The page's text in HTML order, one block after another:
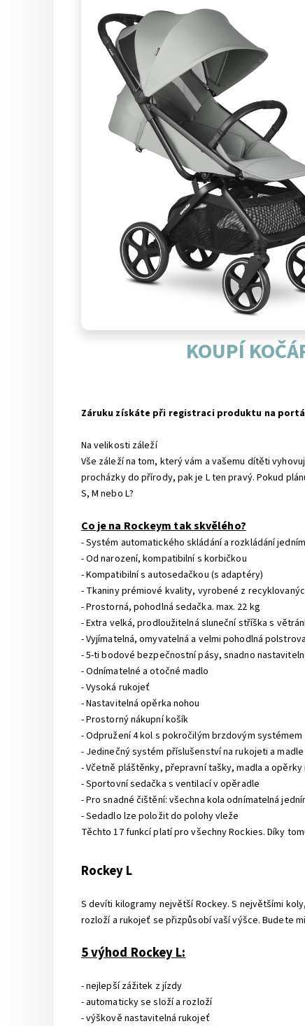
KOUPÍ
Záruku získáte při registraci produktu na
Na velikosti záleží
Vše záleží na tom, který vám a vašemu dítěti
procházky do přírody, pak je L ten pravý. Pokud
S, M nebo L?
Co je na Rockeym tak skvělého?
- Systém automatického skládání a rozkládání
- Od narození, kompatibilní s korbičkou
- Kompatibilní s autosedačkou (s adaptéry)
- Tkaniny prémiové kvality, vyrobené z
- Prostorná, pohodlná sedačka. max. 22 kg
- Extra velká, prodloužitelná sluneční stříška s
- Vyjímatelná, omyvatelná a velmi pohodlná
- 5-ti bodové bezpečnostní pásy, snadno
- Odnímatelné a otočné madlo
- Vysoká rukojeť
- Nastavitelná opěrka nohou
- Prostorný nákupní košík
- Odpružení 4 kol s pokročilým brzdovým
- Jedinečný systém příslušenství na rukojeti a madle
- Včetně pláštěnky, přepravní tašky, madla a opěrky
- Sportovní sedačka s ventilací v opěradle
- Pro snadné čištění: všechna kola odnímatelná
- Sedadlo lze položit do polohy vleže
Těchto 17 funkcí platí pro všechny Rockies. Díky
Rockey L
S devíti kilogramy největší Rockey. S největšími
rozloží a rukojeť se přizpůsobí vaší výšce. Budete
5 výhod Rockey L:
- nejlepší zážitek z jízdy
- automaticky se složí a rozloží
- výškově nastavitelná rukojeť